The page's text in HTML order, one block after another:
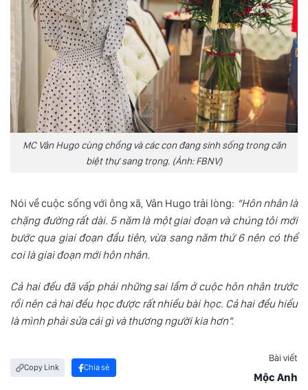
MC Vân Hugo cùng chồng và các con đang sinh sống trong căn
biệt thự sang trọng. (Ảnh: FBNV)
Nói về cuộc sống với ông xã, Vân Hugo trải lòng: “Hôn nhân là
chặng đường rất dài. 5 năm là một giai đoạn và chúng tôi mới
bước qua giai đoạn đầu tiên, vừa sang năm thứ 6 nên có thể
coi là giai đoạn mới hôn nhân.
Cả hai đều đã vấp phải những sai lầm ở cuộc hôn nhân trước
rồi nên cả hai đều học được rất nhiều bài học. Cả hai đều hiểu
là mình phải sửa cái gì và thương người kia hơn”.
Copy Link Chia sẻ
Bài viết
Mộc Anh